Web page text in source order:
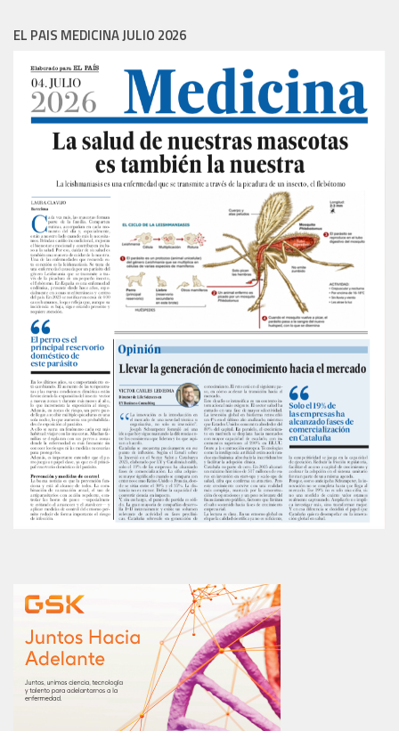
EL PAIS MEDICINA JULIO 2026